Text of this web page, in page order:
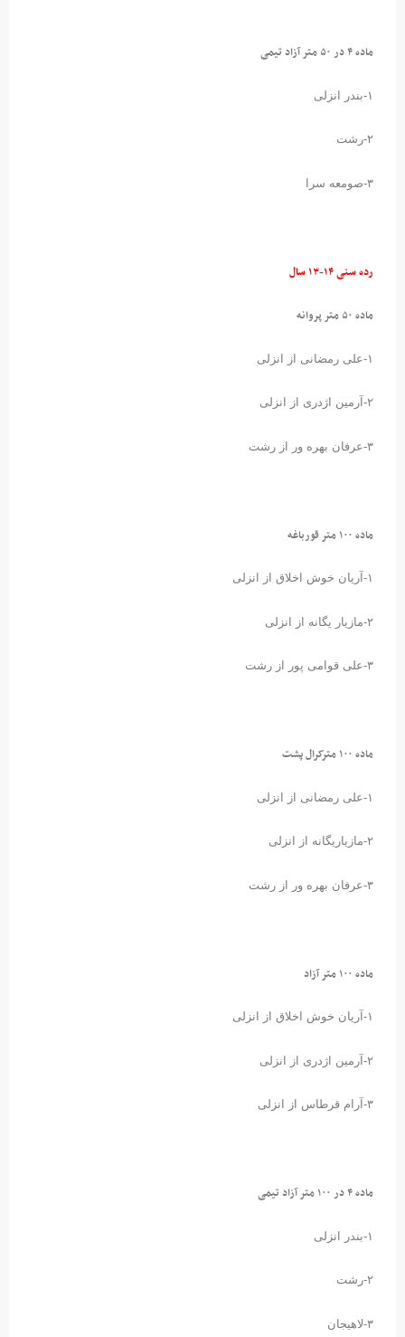
ماده ۴ در ۵۰ متر آزاد تیمی
۲-رشت
۳-صومعه سرا
رده سنی ۱۴-۱۳ سال
ماده ۵۰ متر پروانه
۲-آرمین اژدری از انزلی
۳-عرفان بهره ور از رشت
ماده ۱۰۰ متر قورباغه
۲-مازیار یگانه از انزلی
۳-علی قوامی پور از رشت
ماده ۱۰۰ مترکرال پشت
۲-مازیاریگانه از انزلی
۳-عرفان بهره ور از رشت
ماده ۱۰۰ متر آزاد
۲-آرمین اژدری از انزلی
۳-آرام قرطاس از انزلی
ماده ۴ در ۱۰۰ متر آزاد تیمی
۲-رشت
۳-لاهیجان